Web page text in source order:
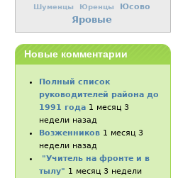
Шуменцы Юренцы Юсово
Яровые
Новые комментарии
Полный список
руководителей района до
1991 года 1 месяц 3
недели назад
Возженников 1 месяц 3
недели назад
"Учитель на фронте и в
тылу" 1 месяц 3 недели